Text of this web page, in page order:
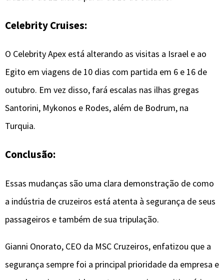
Celebrity Cruises:
O Celebrity Apex está alterando as visitas a Israel e ao
Egito em viagens de 10 dias com partida em 6 e 16 de
outubro. Em vez disso, fará escalas nas ilhas gregas
Santorini, Mykonos e Rodes, além de Bodrum, na
Turquia.
Conclusão:
Essas mudanças são uma clara demonstração de como
a indústria de cruzeiros está atenta à segurança de seus
passageiros e também de sua tripulação.
Gianni Onorato, CEO da MSC Cruzeiros, enfatizou que a
segurança sempre foi a principal prioridade da empresa e